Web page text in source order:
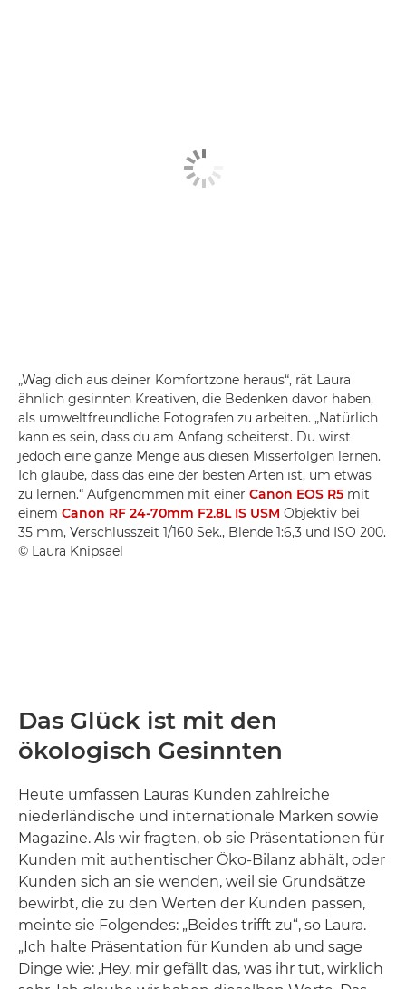
„Wag dich aus deiner Komfortzone heraus“, rät Laura
ähnlich gesinnten Kreativen, die Bedenken davor haben,
als umweltfreundliche Fotografen zu arbeiten. „Natürlich
kann es sein, dass du am Anfang scheiterst. Du wirst
jedoch eine ganze Menge aus diesen Misserfolgen lernen.
Ich glaube, dass das eine der besten Arten ist, um etwas
zu lernen.“ Aufgenommen mit einer Canon EOS R5 mit
einem Canon RF 24-70mm F2.8L IS USM Objektiv bei
35 mm, Verschlusszeit 1/160 Sek., Blende 1:6,3 und ISO 200.
© Laura Knipsael
Das Glück ist mit den
ökologisch Gesinnten
Heute umfassen Lauras Kunden zahlreiche
niederländische und internationale Marken sowie
Magazine. Als wir fragten, ob sie Präsentationen für
Kunden mit authentischer Öko-Bilanz abhält, oder
Kunden sich an sie wenden, weil sie Grundsätze
bewirbt, die zu den Werten der Kunden passen,
meinte sie Folgendes: „Beides trifft zu“, so Laura.
„Ich halte Präsentation für Kunden ab und sage
Dinge wie: ‚Hey, mir gefällt das, was ihr tut, wirklich